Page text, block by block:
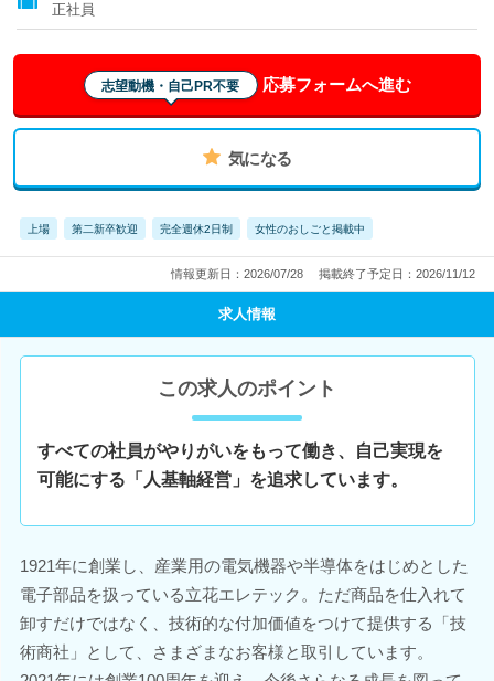
正社員
志望動機・自己PR不要 応募フォームへ進む
気になる
上場 第二新卒歓迎 完全週休2日制 女性のおしごと掲載中
情報更新日：2026/07/28 掲載終了予定日：2026/11/12
求人情報
この求人のポイント
すべての社員がやりがいをもって働き、自己実現を
可能にする「人基軸経営」を追求しています。
1921年に創業し、産業用の電気機器や半導体をはじめとした
電子部品を扱っている立花エレテック。ただ商品を仕入れて
卸すだけではなく、技術的な付加価値をつけて提供する「技
術商社」として、さまざまなお客様と取引しています。